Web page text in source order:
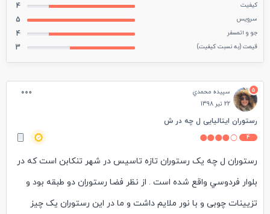
کیفیت 4
سرویس 5
جو و اتمسفر 4
قیمت (به نسبت کیفیت) 3
5
سپيده محمدي
22 تیر 1398
رستوران ایتالیایی ل چه در ش
4
رستوران ل چه یک رستوران تازه تاسیس در شهر تنکابن است كه در
بلوار فردوسي واقع شده است . از نظر فضا رستوران دو طبقه بود و
تزیینات چوبی و با نور ملایم داشت و ما در این رستوران یک چیز